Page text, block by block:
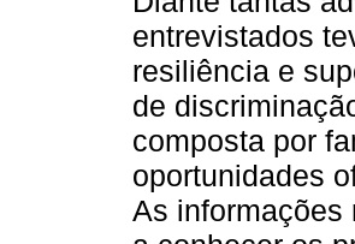
entrevistados
resiliência e
de
composta por
oportunidades
As informações